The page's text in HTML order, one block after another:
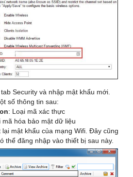
Security và nhập mật khẩu mới.
số thông tin sau:
: Loại mã xác thực
mã hóa bảo mật dữ liệu
lại mật khẩu của mạng Wifi. Đây cũng
thể đăng nhập vào thiết bị sau này.